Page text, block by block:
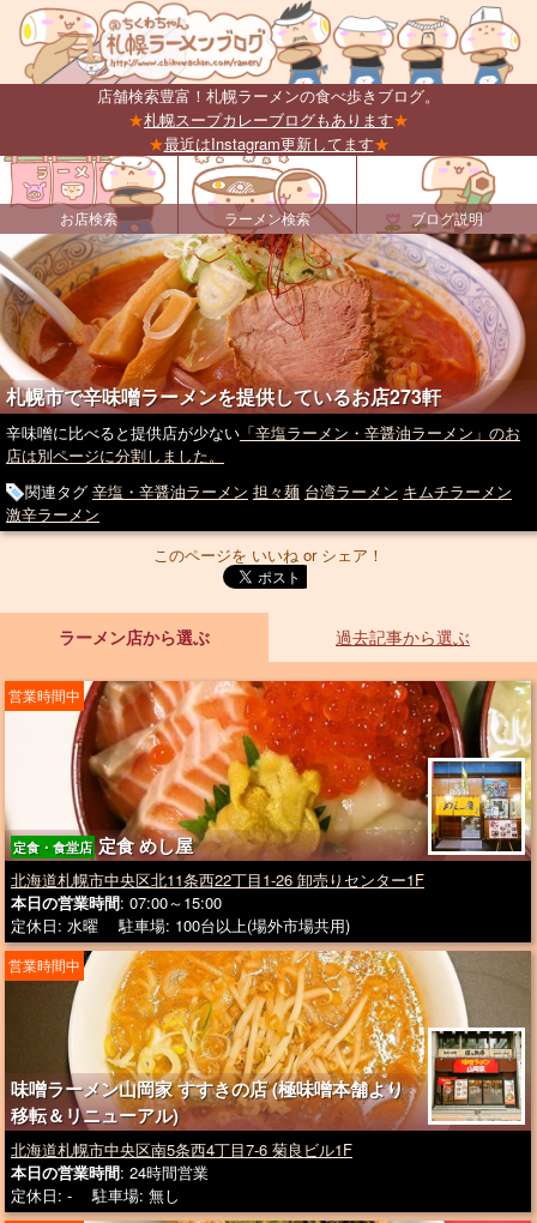
店舗検索豊富！札幌ラーメンの食べ歩きブログ。
★札幌スープカレーブログもあります★
★最近はInstagram更新してます★
お店検索 ラーメン検索 ブログ説明
札幌市で辛味噌ラーメンを提供しているお店273軒
辛味噌に比べると提供店が少ない 「辛塩ラーメン・辛醤油ラーメン」のお
店は別ページに分割しました。
関連タグ 辛塩・辛醤油ラーメン 担々麺 台湾ラーメン キムチラーメン
激辛ラーメン
このページを いいね or シェア！
ラーメン店から選ぶ 過去記事から選ぶ
定食・食堂店 定食 めし屋
営業時間中
北海道札幌市中央区北11条西22丁目1-26 卸売りセンター1F
本日の営業時間: 07:00～15:00
定休日: 水曜 駐車場: 100台以上(場外市場共用)
味噌ラーメン山岡家 すすきの店 (極味噌本舗より
移転＆リニューアル)
営業時間中
北海道札幌市中央区南5条西4丁目7-6 菊良ビル1F
本日の営業時間: 24時間営業
定休日: - 駐車場: 無し